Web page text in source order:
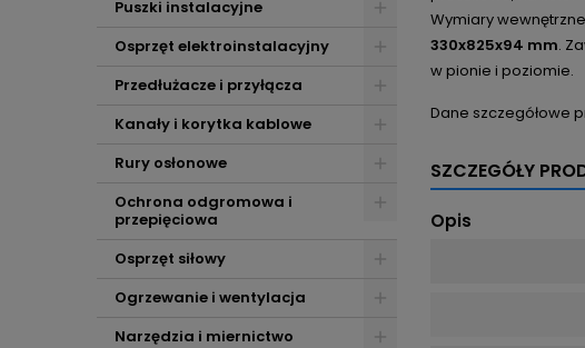
Puszki instalacyjne
Osprzęt elektroinstalacyjny
Przedłużacze i przyłącza
Kanały i korytka kablowe
Rury osłonowe
Ochrona odgromowa i
przepięciowa
Osprzęt siłowy
Ogrzewanie i wentylacja
Narzędzia i miernictwo
Wymiary
330x825x94 mm.
w pionie i poziomie.
Dane szczegółowe
SZCZEGÓŁY
Opis